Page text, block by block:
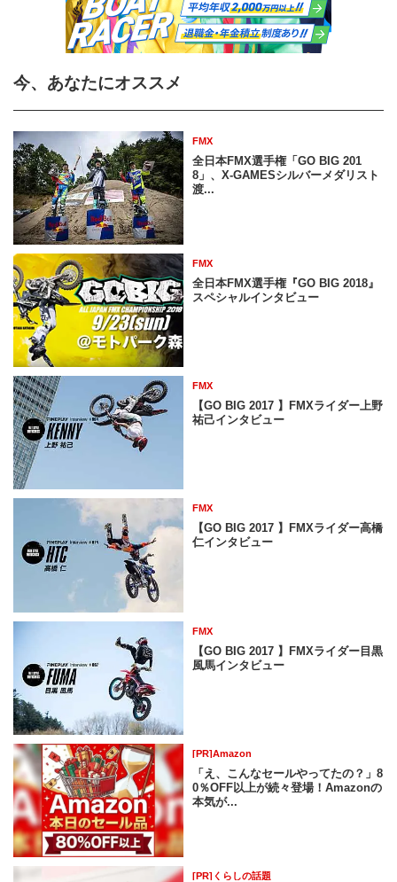
今、あなたにオススメ
FMX
全日本FMX選手権「GO BIG 201
8」、X-GAMESシルバーメダリスト
渡...
FMX
全日本FMX選手権『GO BIG 2018』
スペシャルインタビュー
FMX
【GO BIG 2017 】FMXライダー上野
祐己インタビュー
FMX
【GO BIG 2017 】FMXライダー高橋
仁インタビュー
FMX
【GO BIG 2017 】FMXライダー目黒
風馬インタビュー
[PR]Amazon
「え、こんなセールやってたの？」8
0％OFF以上が続々登場！Amazonの
本気が...
[PR]くらしの話題